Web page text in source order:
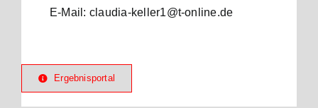
E-Mail: claudia-keller1@t-online.de
Ergebnisportal